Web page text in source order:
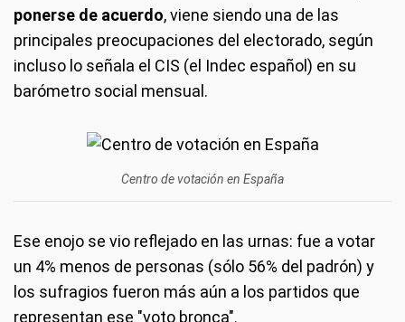
ponerse de acuerdo, viene siendo una de las
principales preocupaciones del electorado, según
incluso lo señala el CIS (el Indec español) en su
barómetro social mensual.
Centro de votación en España
Ese enojo se vio reflejado en las urnas: fue a votar
un 4% menos de personas (sólo 56% del padrón) y
los sufragios fueron más aún a los partidos que
representan ese "voto bronca".